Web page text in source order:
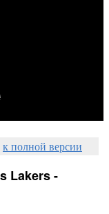
к полной версии
Lakers -